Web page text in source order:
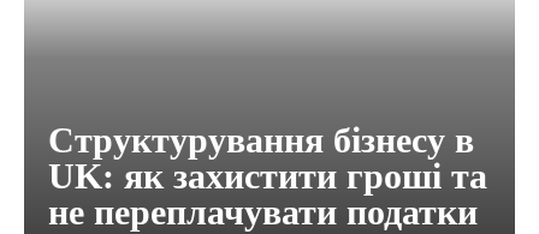
Структурування бізнесу в
UK: як захистити гроші та
не переплачувати податки